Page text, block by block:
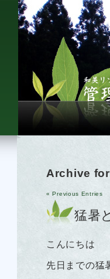
Archive for
« Previous Entries
猛暑
こんにちは
先日までの猛